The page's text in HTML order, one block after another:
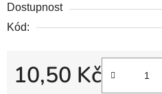
Dostupnost
Kód:
10,50 Kč